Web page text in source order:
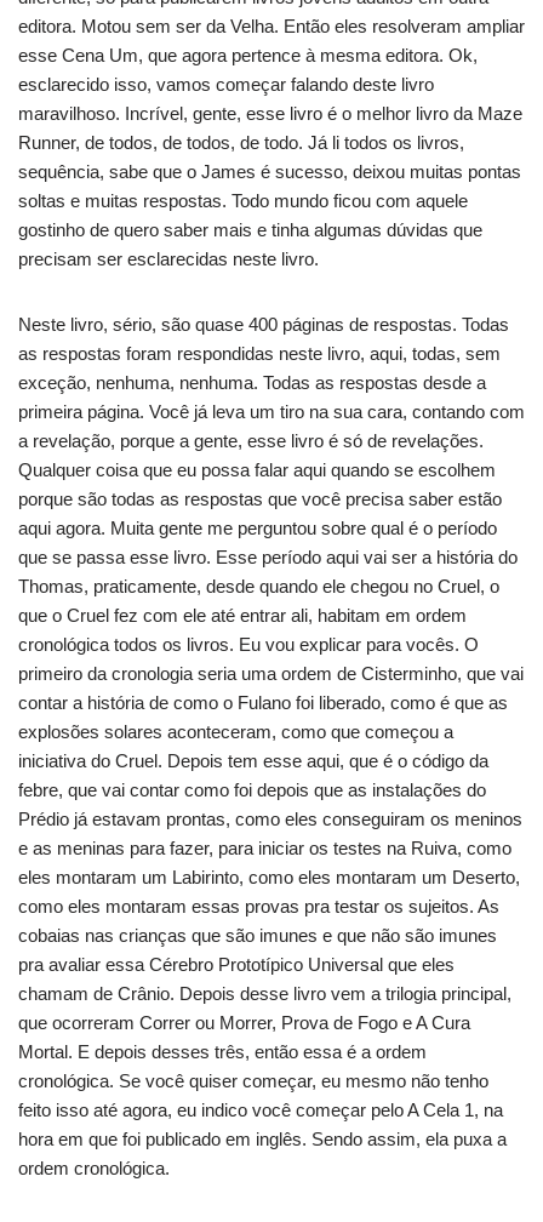
editora. Motou sem ser da Velha. Então eles resolveram ampliar
esse Cena Um, que agora pertence à mesma editora. Ok,
esclarecido isso, vamos começar falando deste livro
maravilhoso. Incrível, gente, esse livro é o melhor livro da Maze
Runner, de todos, de todos, de todo. Já li todos os livros,
sequência, sabe que o James é sucesso, deixou muitas pontas
soltas e muitas respostas. Todo mundo ficou com aquele
gostinho de quero saber mais e tinha algumas dúvidas que
precisam ser esclarecidas neste livro.
Neste livro, sério, são quase 400 páginas de respostas. Todas
as respostas foram respondidas neste livro, aqui, todas, sem
exceção, nenhuma, nenhuma. Todas as respostas desde a
primeira página. Você já leva um tiro na sua cara, contando com
a revelação, porque a gente, esse livro é só de revelações.
Qualquer coisa que eu possa falar aqui quando se escolhem
porque são todas as respostas que você precisa saber estão
aqui agora. Muita gente me perguntou sobre qual é o período
que se passa esse livro. Esse período aqui vai ser a história do
Thomas, praticamente, desde quando ele chegou no Cruel, o
que o Cruel fez com ele até entrar ali, habitam em ordem
cronológica todos os livros. Eu vou explicar para vocês. O
primeiro da cronologia seria uma ordem de Cisterminho, que vai
contar a história de como o Fulano foi liberado, como é que as
explosões solares aconteceram, como que começou a
iniciativa do Cruel. Depois tem esse aqui, que é o código da
febre, que vai contar como foi depois que as instalações do
Prédio já estavam prontas, como eles conseguiram os meninos
e as meninas para fazer, para iniciar os testes na Ruiva, como
eles montaram um Labirinto, como eles montaram um Deserto,
como eles montaram essas provas pra testar os sujeitos. As
cobaias nas crianças que são imunes e que não são imunes
pra avaliar essa Cérebro Prototípico Universal que eles
chamam de Crânio. Depois desse livro vem a trilogia principal,
que ocorreram Correr ou Morrer, Prova de Fogo e A Cura
Mortal. E depois desses três, então essa é a ordem
cronológica. Se você quiser começar, eu mesmo não tenho
feito isso até agora, eu indico você começar pelo A Cela 1, na
hora em que foi publicado em inglês. Sendo assim, ela puxa a
ordem cronológica.